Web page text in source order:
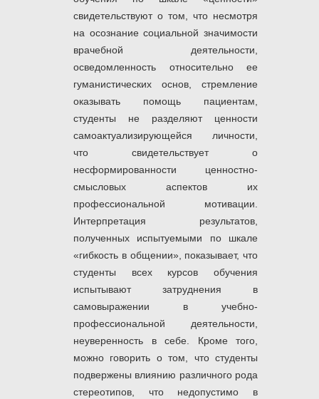
свидетельствуют о том, что несмотря
на осознание социальной значимости
врачебной деятельности,
осведомленность относительно ее
гуманистических основ, стремление
оказывать помощь пациентам,
студенты не разделяют ценности
самоактуализирующейся личности,
что свидетельствует о
несформированности ценностно-
смысловых аспектов их
профессиональной мотивации.
Интерпретация результатов,
полученных испытуемыми по шкале
«гибкость в общении», показывает, что
студенты всех курсов обучения
испытывают затруднения в
самовыражении в учебно-
профессиональной деятельности,
неуверенность в себе. Кроме того,
можно говорить о том, что студенты
подвержены влиянию различного рода
стереотипов, что недопустимо в